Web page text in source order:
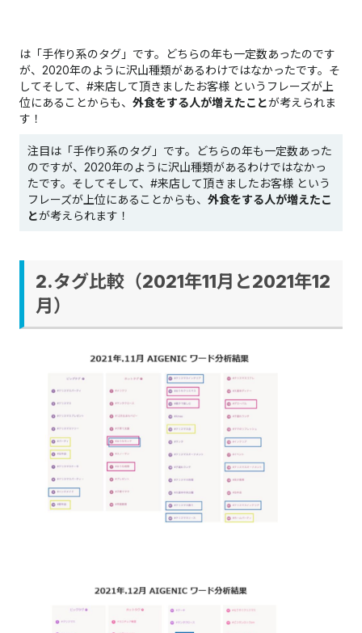
は「手作り系のタグ」です。どちらの年も一定数あったのです
が、2020年のように沢山種類があるわけではなかったです。そ
してそして、#来店して頂きましたお客様 というフレーズが上
位にあることからも、 外食をする人が増えたことが考えられま
す！
注目は「手作り系のタグ」です。どちらの年も一定数あった
のですが、2020年のように沢山種類があるわけではなかっ
たです。そしてそして、#来店して頂きましたお客様 という
フレーズが上位にあることからも、 外食をする人が増えたこ
とが考えられます！
2.タグ比較（2021年11月と2021年12
月）